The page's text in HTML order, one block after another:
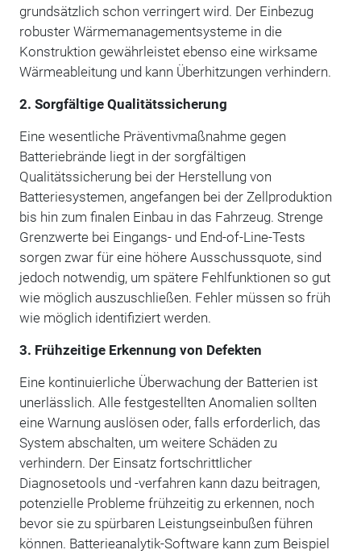
grundsätzlich schon verringert wird. Der Einbezug
robuster Wärmemanagementsysteme in die
Konstruktion gewährleistet ebenso eine wirksame
Wärmeableitung und kann Überhitzungen verhindern.
2. Sorgfältige Qualitätssicherung
Eine wesentliche Präventivmaßnahme gegen
Batteriebrände liegt in der sorgfältigen
Qualitätssicherung bei der Herstellung von
Batteriesystemen, angefangen bei der Zellproduktion
bis hin zum finalen Einbau in das Fahrzeug. Strenge
Grenzwerte bei Eingangs- und End-of-Line-Tests
sorgen zwar für eine höhere Ausschussquote, sind
jedoch notwendig, um spätere Fehlfunktionen so gut
wie möglich auszuschließen. Fehler müssen so früh
wie möglich identifiziert werden.
3. Frühzeitige Erkennung von Defekten
Eine kontinuierliche Überwachung der Batterien ist
unerlässlich. Alle festgestellten Anomalien sollten
eine Warnung auslösen oder, falls erforderlich, das
System abschalten, um weitere Schäden zu
verhindern. Der Einsatz fortschrittlicher
Diagnosetools und -verfahren kann dazu beitragen,
potenzielle Probleme frühzeitig zu erkennen, noch
bevor sie zu spürbaren Leistungseinbußen führen
können. Batterieanalytik-Software kann zum Beispiel